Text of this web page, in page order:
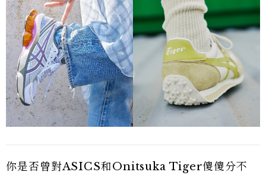
你是否曾對ASICS和Onitsuka Tiger傻傻分不